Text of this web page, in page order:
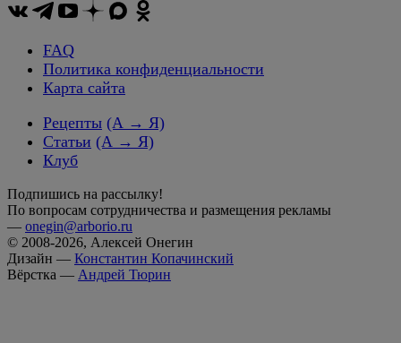
FAQ
Политика конфиденциальности
Карта сайта
Рецепты (А → Я)
Статьи (А → Я)
Клуб
Подпишись на рассылку!
По вопросам сотрудничества и размещения рекламы
— onegin@arborio.ru
© 2008-2026, Алексей Онегин
Дизайн — Константин Копачинский
Вёрстка — Андрей Тюрин